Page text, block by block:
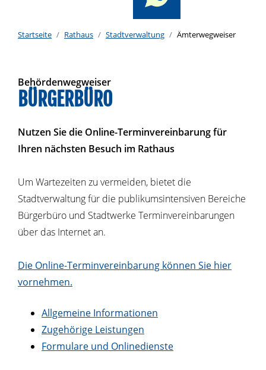
Startseite Rathaus Stadtverwaltung Ämterwegweiser
Behördenwegweiser
BÜRGERBÜRO
Nutzen Sie die Online-Terminvereinbarung für
Ihren nächsten Besuch im Rathaus
Um Wartezeiten zu vermeiden, bietet die
Stadtverwaltung für die publikumsintensiven Bereiche
Bürgerbüro und Stadtwerke Terminvereinbarungen
über das Internet an.
Die Online-Terminvereinbarung können Sie hier
vornehmen.
Allgemeine Informationen
Zugehörige Leistungen
Formulare und Onlinedienste